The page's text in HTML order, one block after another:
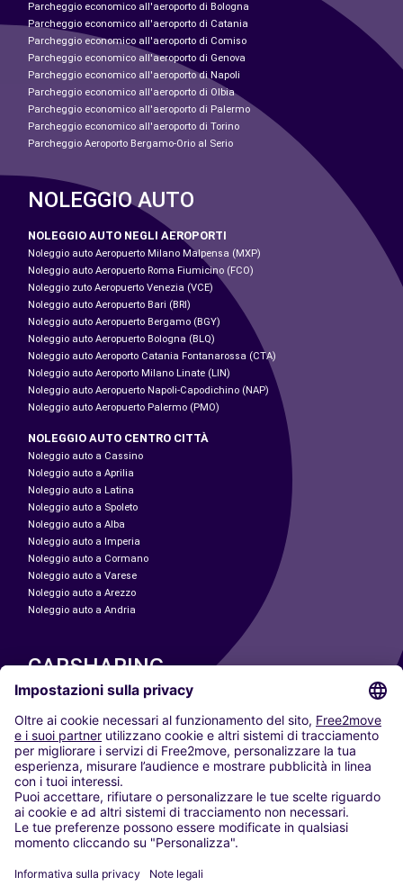
Parcheggio economico all'aeroporto di Bologna
Parcheggio economico all'aeroporto di Catania
Parcheggio economico all'aeroporto di Comiso
Parcheggio economico all'aeroporto di Genova
Parcheggio economico all'aeroporto di Napoli
Parcheggio economico all'aeroporto di Olbia
Parcheggio economico all'aeroporto di Palermo
Parcheggio economico all'aeroporto di Torino
Parcheggio Aeroporto Bergamo-Orio al Serio
NOLEGGIO AUTO
NOLEGGIO AUTO NEGLI AEROPORTI
Noleggio auto Aeropuerto Milano Malpensa (MXP)
Noleggio auto Aeropuerto Roma Fiumicino (FCO)
Noleggio zuto Aeropuerto Venezia (VCE)
Noleggio auto Aeropuerto Bari (BRI)
Noleggio auto Aeropuerto Bergamo (BGY)
Noleggio auto Aeropuerto Bologna (BLQ)
Noleggio auto Aeroporto Catania Fontanarossa (CTA)
Noleggio auto Aeroporto Milano Linate (LIN)
Noleggio auto Aeropuerto Napoli-Capodichino (NAP)
Noleggio auto Aeropuerto Palermo (PMO)
NOLEGGIO AUTO CENTRO CITTÀ
Noleggio auto a Cassino
Noleggio auto a Aprilia
Noleggio auto a Latina
Noleggio auto a Spoleto
Noleggio auto a Alba
Noleggio auto a Imperia
Noleggio auto a Cormano
Noleggio auto a Varese
Noleggio auto a Arezzo
Noleggio auto a Andria
CARSHARING
LE NOSTRE CITTÀ
Paris
Madrid
Washington DC
Milano
Roma
Torino
Vienna
Berlino
Düsseldorf